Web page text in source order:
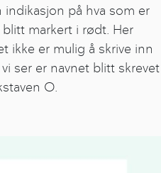
på hva som er
markert i rødt. Her
ikke er mulig å skrive inn
ser er navnet blitt skrevet
O.